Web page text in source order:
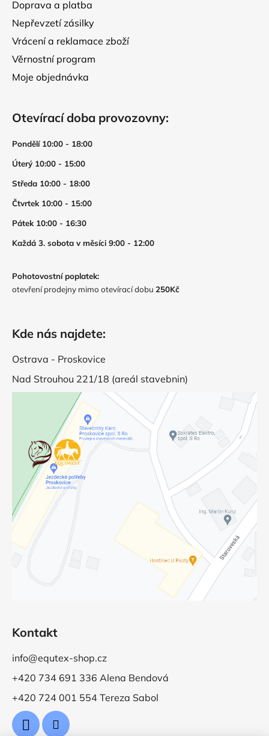
Doprava a platba
Nepřevzetí zásilky
Vrácení a reklamace zboží
Věrnostní program
Moje objednávka
Otevírací doba provozovny:
Pondělí 10:00 - 18:00
Úterý 10:00 - 15:00
Středa 10:00 - 18:00
Čtvrtek 10:00 - 15:00
Pátek 10:00 - 16:30
Každá 3. sobota v měsíci 9:00 - 12:00
Pohotovostní poplatek:
otevření prodejny mimo otevírací dobu 250Kč
Kde nás najdete:
Ostrava - Proskovice
Nad Strouhou 221/18 (areál stavebnin)
Kontakt
info@equtex-shop.cz
+420 734 691 336 Alena Bendová
+420 724 001 554 Tereza Sabol